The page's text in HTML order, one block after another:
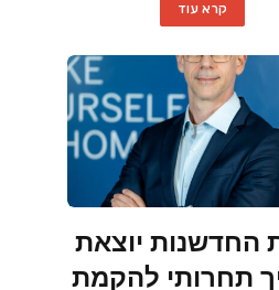
קרא עוד
החדשנות יוצאת
תחרותי להקמת